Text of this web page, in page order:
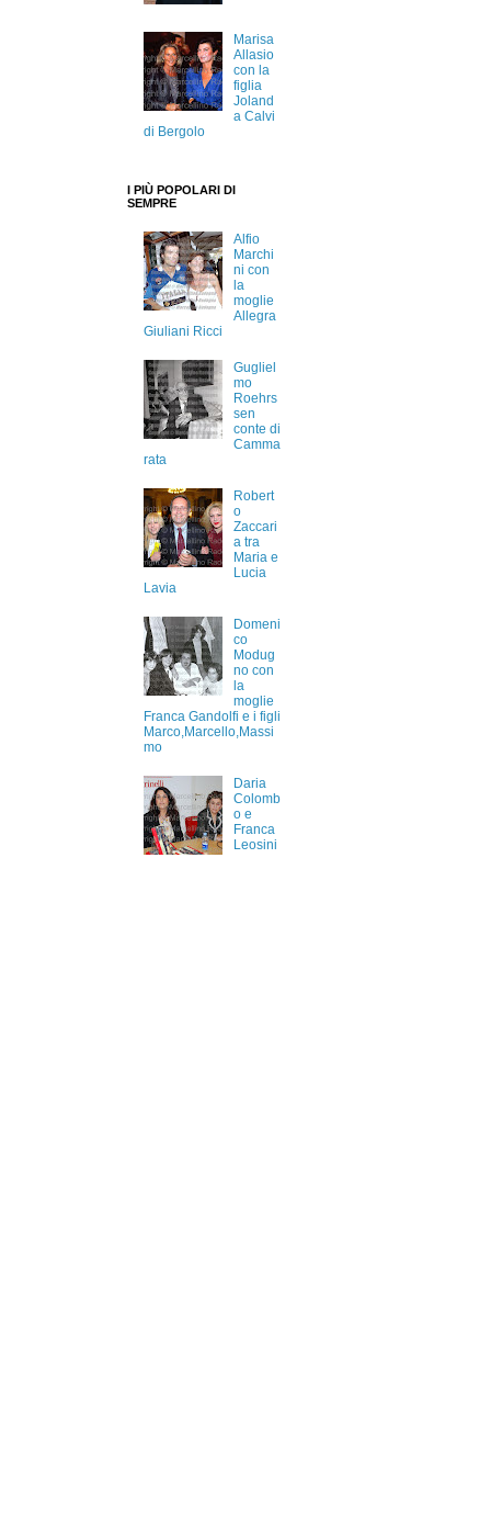
Marisa
Allasio
con la
figlia
Joland
a Calvi
di Bergolo
I PIÙ POPOLARI DI
SEMPRE
Alfio
Marchi
ni con
la
moglie
Allegra
Giuliani Ricci
Gugliel
mo
Roehrs
sen
conte di
Camma
rata
Robert
o
Zaccari
a tra
Maria e
Lucia
Lavia
Domeni
co
Modug
no con
la
moglie
Franca Gandolfi e i figli
Marco,Marcello,Massi
mo
Daria
Colomb
o e
Franca
Leosini